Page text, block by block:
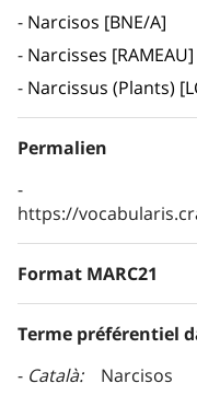
Narcisos [BNE/A]
Narcisses [RAMEAU]
Narcissus (Plants)
Permalien
https://
Format MARC21
Terme préférentiel
Català
Narcisos